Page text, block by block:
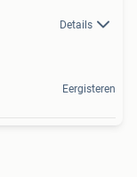
Details
Eergisteren